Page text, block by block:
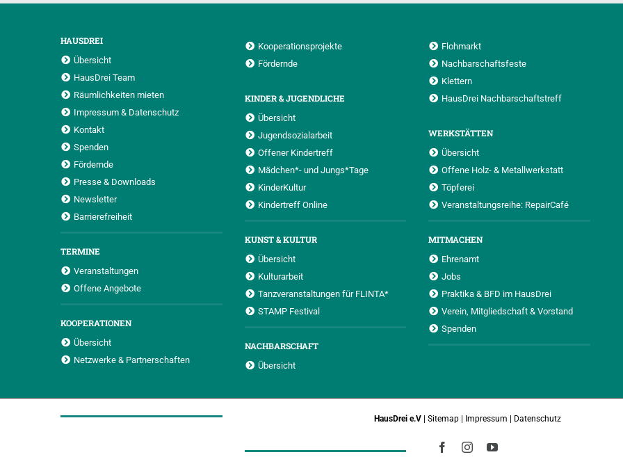
HAUSDREI
Übersicht
HausDrei Team
Räumlichkeiten mieten
Impressum & Datenschutz
Kontakt
Spenden
Fördernde
Presse & Downloads
Newsletter
Barrierefreiheit
TERMINE
Veranstaltungen
Offene Angebote
KOOPERATIONEN
Übersicht
Netzwerke & Partnerschaften
Kooperationsprojekte
Fördernde
KINDER & JUGENDLICHE
Übersicht
Jugendsozialarbeit
Offener Kindertreff
Mädchen*- und Jungs*Tage
KinderKultur
Kindertreff Online
KUNST & KULTUR
Übersicht
Kulturarbeit
Tanzveranstaltungen für FLINTA*
STAMP Festival
NACHBARSCHAFT
Übersicht
Flohmarkt
Nachbarschaftsfeste
Klettern
HausDrei Nachbarschaftstreff
WERKSTÄTTEN
Übersicht
Offene Holz- & Metallwerkstatt
Töpferei
Veranstaltungsreihe: RepairCafé
MITMACHEN
Ehrenamt
Jobs
Praktika & BFD im HausDrei
Verein, Mitgliedschaft & Vorstand
Spenden
HausDrei e.V Sitemap| Impressum Datenschutz
FacebookInstagramYouTube